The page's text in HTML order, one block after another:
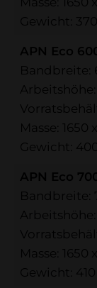
Gewicht:
APN Eco
Bandbreite:
Masse: 1650
Gewicht:
APN Eco
Bandbreite:
Masse: 1650
Gewicht: